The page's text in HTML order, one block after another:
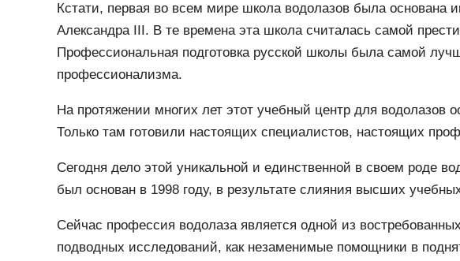
Кстати, первая во всем мире школа водолазов была основана
Александра III. В те времена эта школа считалась самой
Профессиональная подготовка русской школы была самой
профессионализма.
На протяжении многих лет этот учебный центр для водолазов
Только там готовили настоящих специалистов, настоящих
Сегодня дело этой уникальной и единственной в своем роде
был основан в 1998 году, в результате слияния высших
Сейчас профессия водолаза является одной из
подводных исследований, как незаменимые помощники в